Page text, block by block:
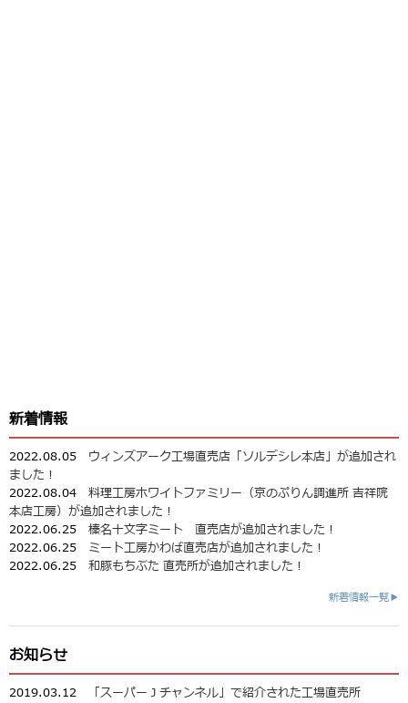
新着情報
2022.08.05 ウィンズアーク工場直売店「ソルデシレ本店」が追加され
ました！
2022.08.04 料理工房ホワイトファミリー（京のぷりん調進所 吉祥院
本店工房）が追加されました！
2022.06.25 榛名十文字ミート 直売店が追加されました！
2022.06.25 ミート工房かわば直売店が追加されました！
2022.06.25 和豚もちぶた 直売所が追加されました！
新着情報一覧▶
お知らせ
2019.03.12
「スーパーＪチャンネル」で紹介された工場直売所